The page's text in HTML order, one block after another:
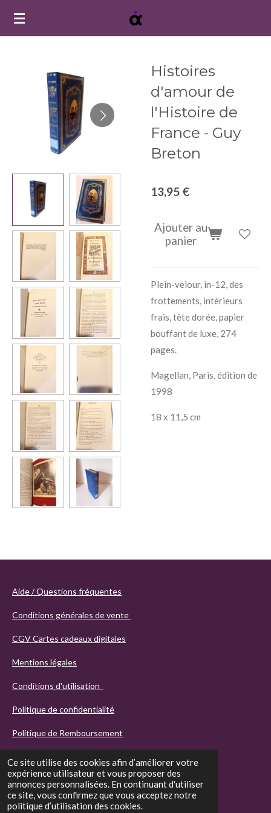
Ce site utilise des cookies afin d’améliorer votre
expérience utilisateur et vous proposer des
annonces personnalisées. En continuant d'utiliser
ce site, vous confirmez que vous acceptez notre
politique d’utilisation des cookies.
Passer
Histoires
d'amour de
l'Histoire de
France - Guy
Breton
13,95 €
Ajouter au
panier
Plein-velour, in-12, des
frottements, intérieurs
frais, tête dorée, papier
bouffant de luxe, 274
pages.
Magellan, Paris, édition de
1998
18 x 11,5 cm
Aide / Questions fréquentes
Conditions générales de vente
CGV Cartes cadeaux digitales
Mentions légales
Conditions d'utilisation
Politique de confidentialité
Politique de Remboursement